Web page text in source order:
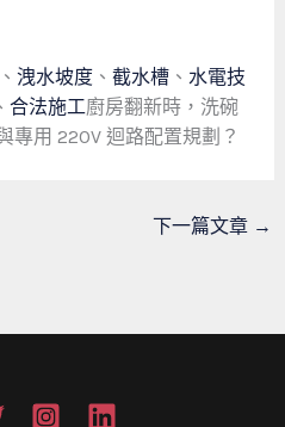
洩水坡度、 截水槽、 水電技
合法施工廚房翻新時，洗碗
專用 220V 迴路配置規劃？
下一篇文章 →